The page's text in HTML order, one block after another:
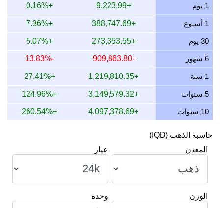
16 يوليو 2026
15 يوليو 2026
14 يوليو 2026
13 يوليو 2026
12 يوليو 2026
1 يوم +9,223.99
+0.16%
1 أسبوع +388,747.69
+7.36%
30 يوم +273,353.55
+5.07%
6 شهور -909,863.80
-13.83%
1 سنة +1,219,810.35
+27.41%
5 سنوات +3,149,579.32
+124.96%
10 سنوات +4,097,378.69
+260.54%
حاسبة الذهب (IQD)
المعدن
عيار
الوزن وحدة